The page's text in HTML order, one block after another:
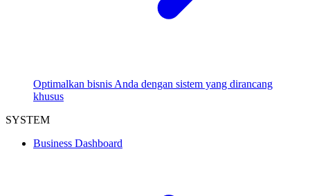
Optimalkan bisnis Anda dengan sistem yang dirancang
khusus
SYSTEM
Business Dashboard